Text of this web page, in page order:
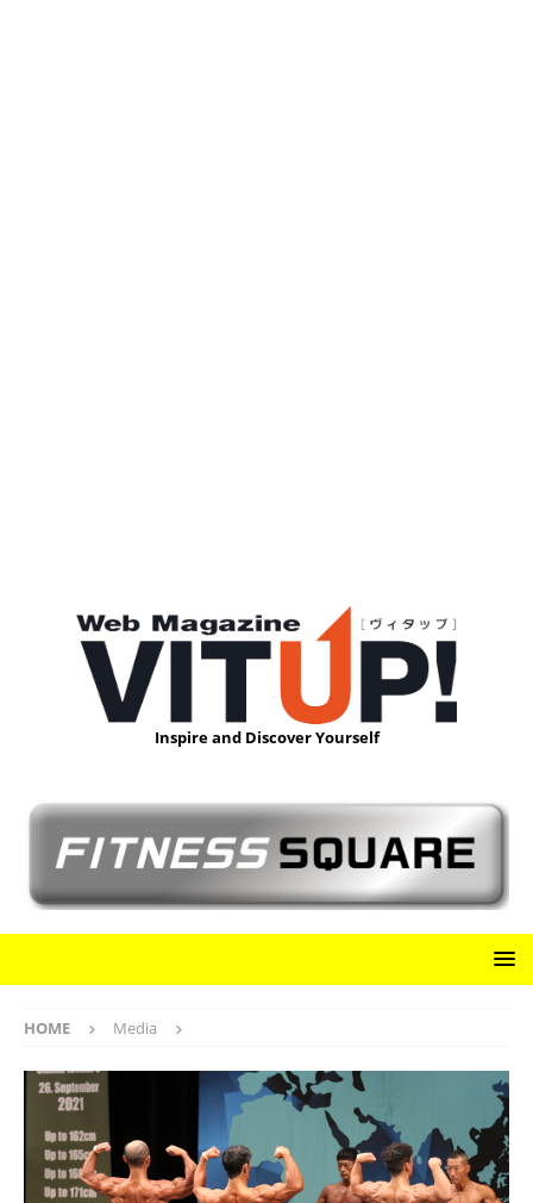
Inspire and Discover Yourself
HOME Media